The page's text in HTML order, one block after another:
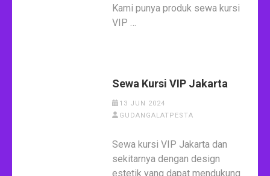
Kami punya produk sewa kursi
VIP …
Sewa Kursi VIP Jakarta
13 JUN 2024
GUDANGALATPESTA
Sewa kursi VIP Jakarta dan
sekitarnya dengan design
estetik yang dapat mendukung